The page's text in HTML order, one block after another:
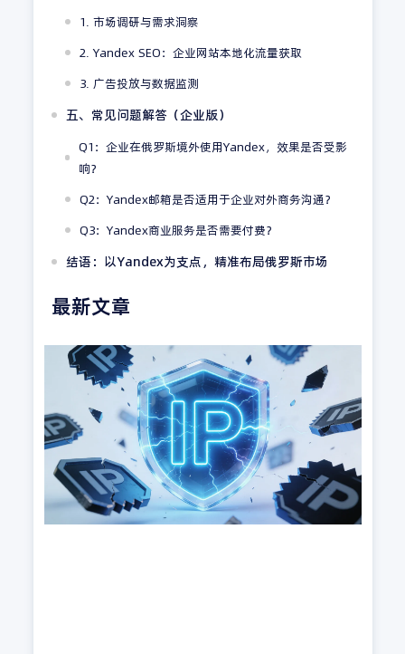
1. 市场调研与需求洞察
2. Yandex SEO：企业网站本地化流量获取
3. 广告投放与数据监测
五、常见问题解答（企业版）
Q1：企业在俄罗斯境外使用Yandex，效果是否受影
响？
Q2：Yandex邮箱是否适用于企业对外商务沟通？
Q3：Yandex商业服务是否需要付费？
结语：以Yandex为支点，精准布局俄罗斯市场
最新文章